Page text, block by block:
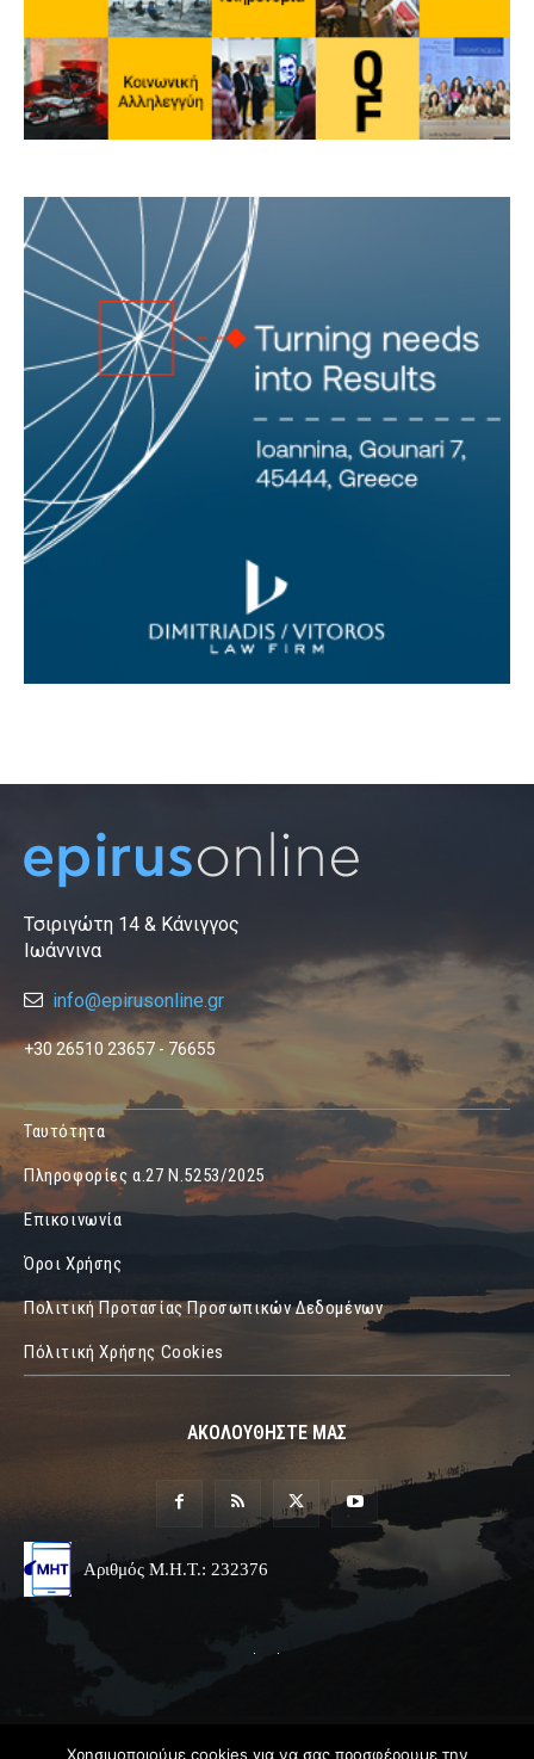
Τσιριγώτη 14 & Κάνιγγος
Ιωάννινα
info@epirusonline.gr
+30 26510 23657 - 76655
Ταυτότητα
Πληροφορίες α.27 Ν.5253/2025
Επικοινωνία
Όροι Χρήσης
Πολιτική Προτασίας Προσωπικών Δεδομένων
Πόλιτική Χρήσης Cookies
ΑΚΟΛΟΥΘΗΣΤΕ ΜΑΣ
Αριθμός Μ.Η.Τ.: 232376
Χρησιμοποιούμε cookies για να σας προσφέρουμε την